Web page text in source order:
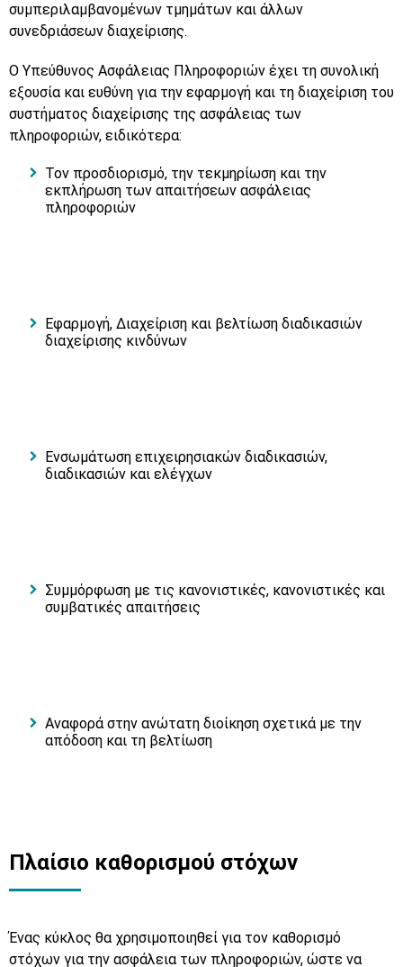
συμπεριλαμβανομένων τμημάτων και άλλων
συνεδριάσεων διαχείρισης.
Ο Υπεύθυνος Ασφάλειας Πληροφοριών έχει τη συνολική
εξουσία και ευθύνη για την εφαρμογή και τη διαχείριση του
συστήματος διαχείρισης της ασφάλειας των
πληροφοριών, ειδικότερα:
Τον προσδιορισμό, την τεκμηρίωση και την
εκπλήρωση των απαιτήσεων ασφάλειας
πληροφοριών
Εφαρμογή, Διαχείριση και βελτίωση διαδικασιών
διαχείρισης κινδύνων
Ενσωμάτωση επιχειρησιακών διαδικασιών,
διαδικασιών και ελέγχων
Συμμόρφωση με τις κανονιστικές, κανονιστικές και
συμβατικές απαιτήσεις
Αναφορά στην ανώτατη διοίκηση σχετικά με την
απόδοση και τη βελτίωση
Πλαίσιο καθορισμού στόχων
Ένας κύκλος θα χρησιμοποιηθεί για τον καθορισμό
στόχων για την ασφάλεια των πληροφοριών, ώστε να